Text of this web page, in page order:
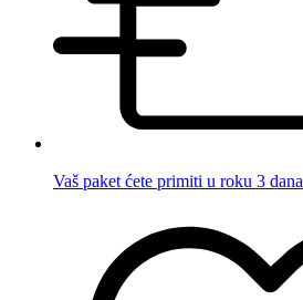
Vaš paket ćete primiti u roku 3 dana